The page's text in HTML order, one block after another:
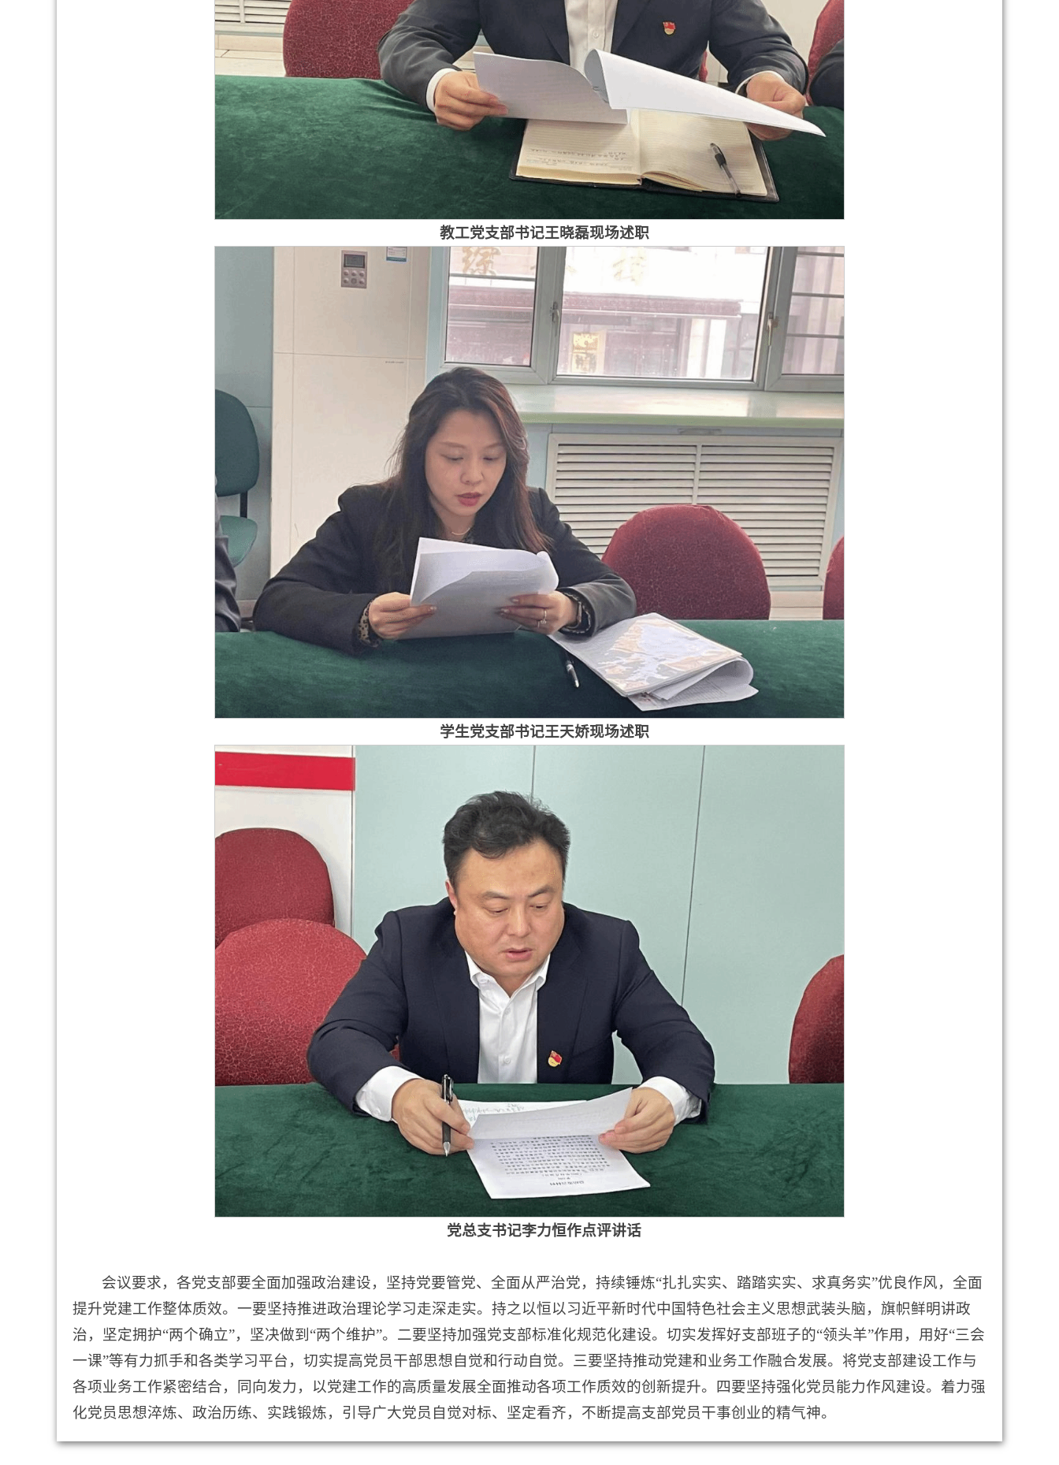
教工党支部书记王晓磊现场述职
学生党支部书记王天娇现场述职
党总支书记李力恒作点评讲话
会议要求，各党支部要全面加强政治建设，坚持党要管党、全面从严治党，持续锤炼“扎扎实实、踏踏实实、求真务实”优良作风，全面
提升党建工作整体质效。一要坚持推进政治理论学习走深走实。持之以恒以习近平新时代中国特色社会主义思想武装头脑，旗帜鲜明讲政
治，坚定拥护“两个确立”，坚决做到“两个维护”。二要坚持加强党支部标准化规范化建设。切实发挥好支部班子的“领头羊”作用，用好“三会
一课”等有力抓手和各类学习平台，切实提高党员干部思想自觉和行动自觉。三要坚持推动党建和业务工作融合发展。将党支部建设工作与
各项业务工作紧密结合，同向发力，以党建工作的高质量发展全面推动各项工作质效的创新提升。四要坚持强化党员能力作风建设。着力强
化党员思想淬炼、政治历练、实践锻炼，引导广大党员自觉对标、坚定看齐，不断提高支部党员干事创业的精气神。